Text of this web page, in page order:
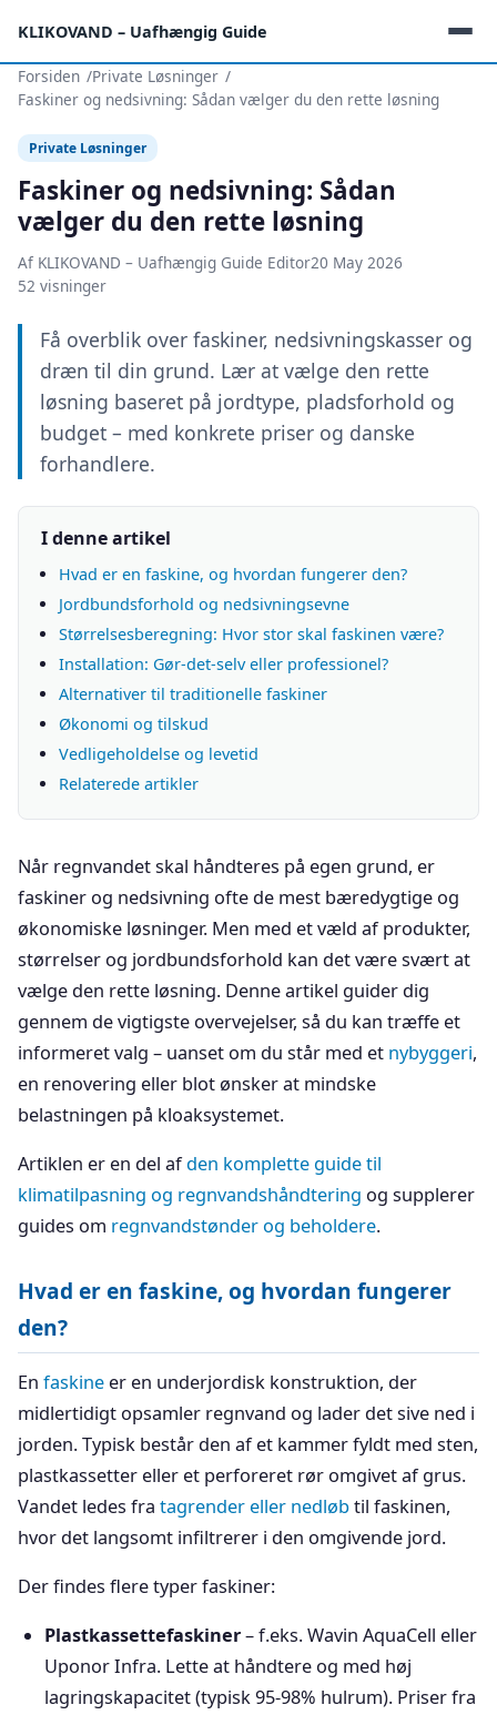
KLIKOVAND – Uafhængig Guide
Forsiden
Private Løsninger
Faskiner og nedsivning: Sådan vælger du den rette løsning
Private Løsninger
Faskiner og nedsivning: Sådan
vælger du den rette løsning
Af KLIKOVAND – Uafhængig Guide Editor20 May 2026
52 visninger
Få overblik over faskiner, nedsivningskasser og
dræn til din grund. Lær at vælge den rette
løsning baseret på jordtype, pladsforhold og
budget – med konkrete priser og danske
forhandlere.
I denne artikel
Hvad er en faskine, og hvordan fungerer den?
Jordbundsforhold og nedsivningsevne
Størrelsesberegning: Hvor stor skal faskinen være?
Installation: Gør-det-selv eller professionel?
Alternativer til traditionelle faskiner
Økonomi og tilskud
Vedligeholdelse og levetid
Relaterede artikler
Når regnvandet skal håndteres på egen grund, er
faskiner og nedsivning ofte de mest bæredygtige og
økonomiske løsninger. Men med et væld af produkter,
størrelser og jordbundsforhold kan det være svært at
vælge den rette løsning. Denne artikel guider dig
gennem de vigtigste overvejelser, så du kan træffe et
informeret valg – uanset om du står med et nybyggeri,
en renovering eller blot ønsker at mindske
belastningen på kloaksystemet.
Artiklen er en del afden komplette guide til
klimatilpasning og regnvandshåndtering og supplerer
guides om regnvandstønder og beholdere.
Hvad er en faskine, og hvordan fungerer
den?
En faskine er en underjordisk konstruktion, der
midlertidigt opsamler regnvand og lader det sive ned i
jorden. Typisk består den af et kammer fyldt med sten,
plastkassetter eller et perforeret rør omgivet af grus.
Vandet ledes fra tagrender eller nedløbtil faskinen,
hvor det langsomt infiltrerer i den omgivende jord.
Der findes flere typer faskiner:
Plastkassettefaskiner– f.eks. Wavin AquaCell eller
Uponor Infra. Lette at håndtere og med høj
lagringskapacitet (typisk 95-98% hulrum). Priser fra